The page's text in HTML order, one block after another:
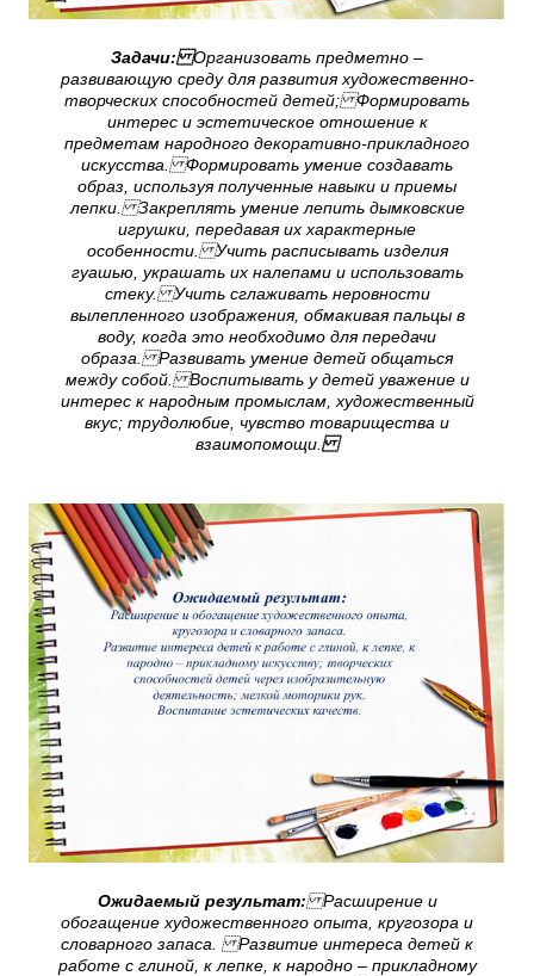
Задачи:Организовать предметно –
развивающую среду для развития художественно-
творческих способностей детей; Формировать
интерес и эстетическое отношение к
предметам народного декоративно-прикладного
искусства. Формировать умение создавать
образ, используя полученные навыки и приемы
лепки. Закреплять умение лепить дымковские
игрушки, передавая их характерные
особенности. Учить расписывать изделия
гуашью, украшать их налепами и использовать
стеку. Учить сглаживать неровности
вылепленного изображения, обмакивая пальцы в
воду, когда это необходимо для передачи
образа. Развивать умение детей общаться
между собой. Воспитывать у детей уважение и
интерес к народным промыслам, художественный
вкус; трудолюбие, чувство товарищества и
взаимопомощи.
Ожидаемый результат:Расширение и
обогащение художественного опыта, кругозора и
словарного запаса. Развитие интереса детей к
работе с глиной, к лепке, к народно – прикладному